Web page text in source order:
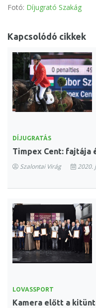
Fotó: Díjugrató Szakág
Kapcsolódó cikkek
DÍJUGRATÁS
Timpex Cent: fajtája
Szalontai Virág 2020.
LOVASSPORT
Kamera előtt a